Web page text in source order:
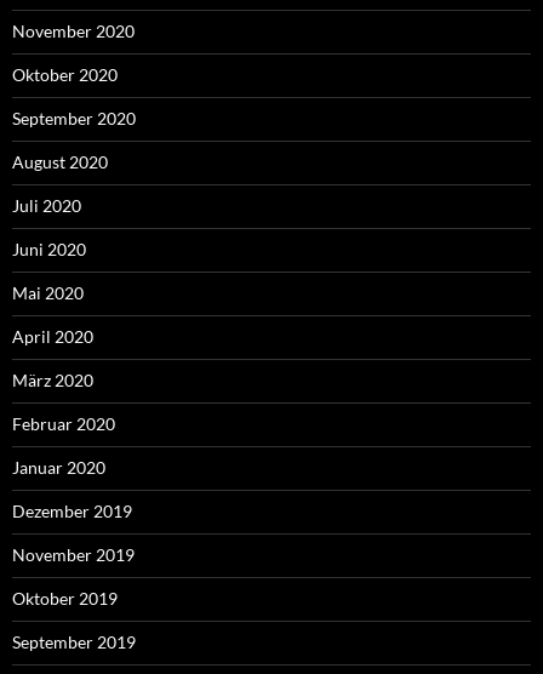
November 2020
Oktober 2020
September 2020
August 2020
Juli 2020
Juni 2020
Mai 2020
April 2020
März 2020
Februar 2020
Januar 2020
Dezember 2019
November 2019
Oktober 2019
September 2019